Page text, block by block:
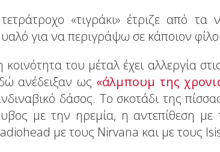
«τιγράκι» έτριζε από
για να περιγράψω σε κάποιον
του μέταλ έχει αλλεργία
ανέδειξαν ως «άλμπουμ της
δάσος. Το σκοτάδι της
με την ηρεμία, η αντεπίθεση
με τους Νirvana και με τους